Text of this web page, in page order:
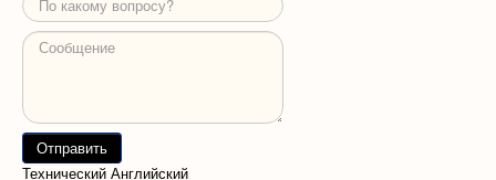
Технический Английский